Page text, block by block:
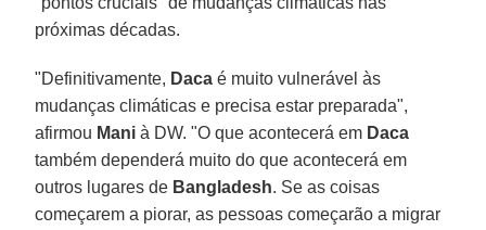
próximas décadas.
"Definitivamente, Daca é muito vulnerável às
mudanças climáticas e precisa estar preparada",
afirmou Mani à DW. "O que acontecerá em Daca
também dependerá muito do que acontecerá em
outros lugares de Bangladesh. Se as coisas
começarem a piorar, as pessoas começarão a migrar